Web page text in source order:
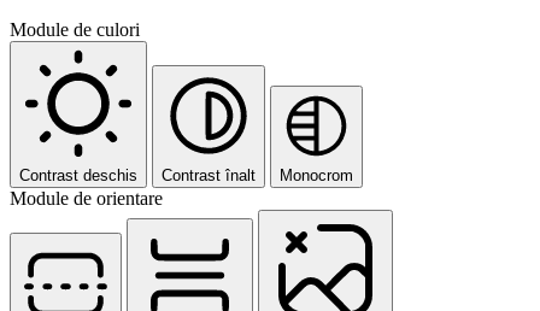
Module de culori
Contrast deschis Contrast înalt Monocrom
Module de orientare